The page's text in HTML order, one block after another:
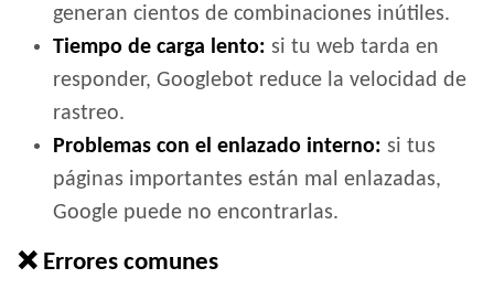
generan cientos de combinaciones inútiles.
Tiempo de carga lento: si tu web tarda en
responder, Googlebot reduce la velocidad de
rastreo.
Problemas con el enlazado interno: si tus
páginas importantes están mal enlazadas,
Google puede no encontrarlas.
❌ Errores comunes